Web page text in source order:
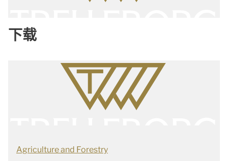
下载
Agriculture and Forestry